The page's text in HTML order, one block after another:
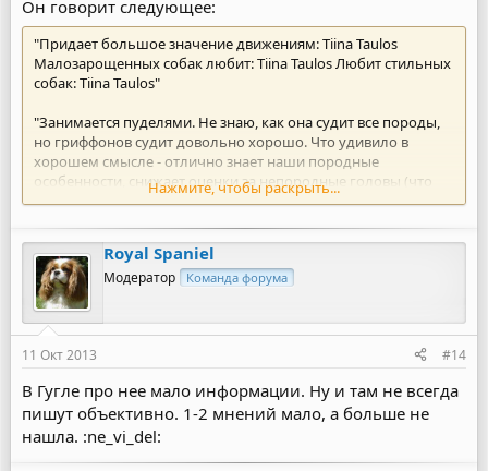
Он говорит следующее:
"Придает большое значение движениям: Tiina Taulos
Малозарощенных собак любит: Tiina Taulos Любит стильных
собак: Tiina Taulos"
"Занимается пуделями. Не знаю, как она судит все породы,
но гриффонов судит довольно хорошо. Что удивило в
хорошем смысле - отлично знает наши породные
особенности, снижает оценки за непородные головы (что
редкость для нашей породы). Смотрит на качество шерсти и
простить плохие движения и не совсем корректные
конечности, если в стойке собака чудо как хороша."
" в пуделх отдаёт предпочтение собакам черного окраса"
Нажмите, чтобы раскрыть...
Royal Spaniel
Модератор Команда форума
11 Окт 2013 #14
В Гугле про нее мало информации. Ну и там не всегда
пишут объективно. 1-2 мнений мало, а больше не
нашла. :ne_vi_del: